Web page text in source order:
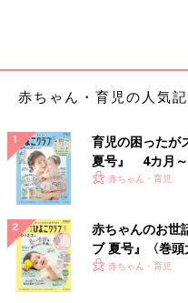
赤ちゃん・育児の人気
育児の困ったが
夏号』 4カ月～
いっぱい！
赤ちゃん・育児
赤ちゃんのお世
ブ 夏号』〈巻
く！ おっぱい・
赤ちゃん・育児